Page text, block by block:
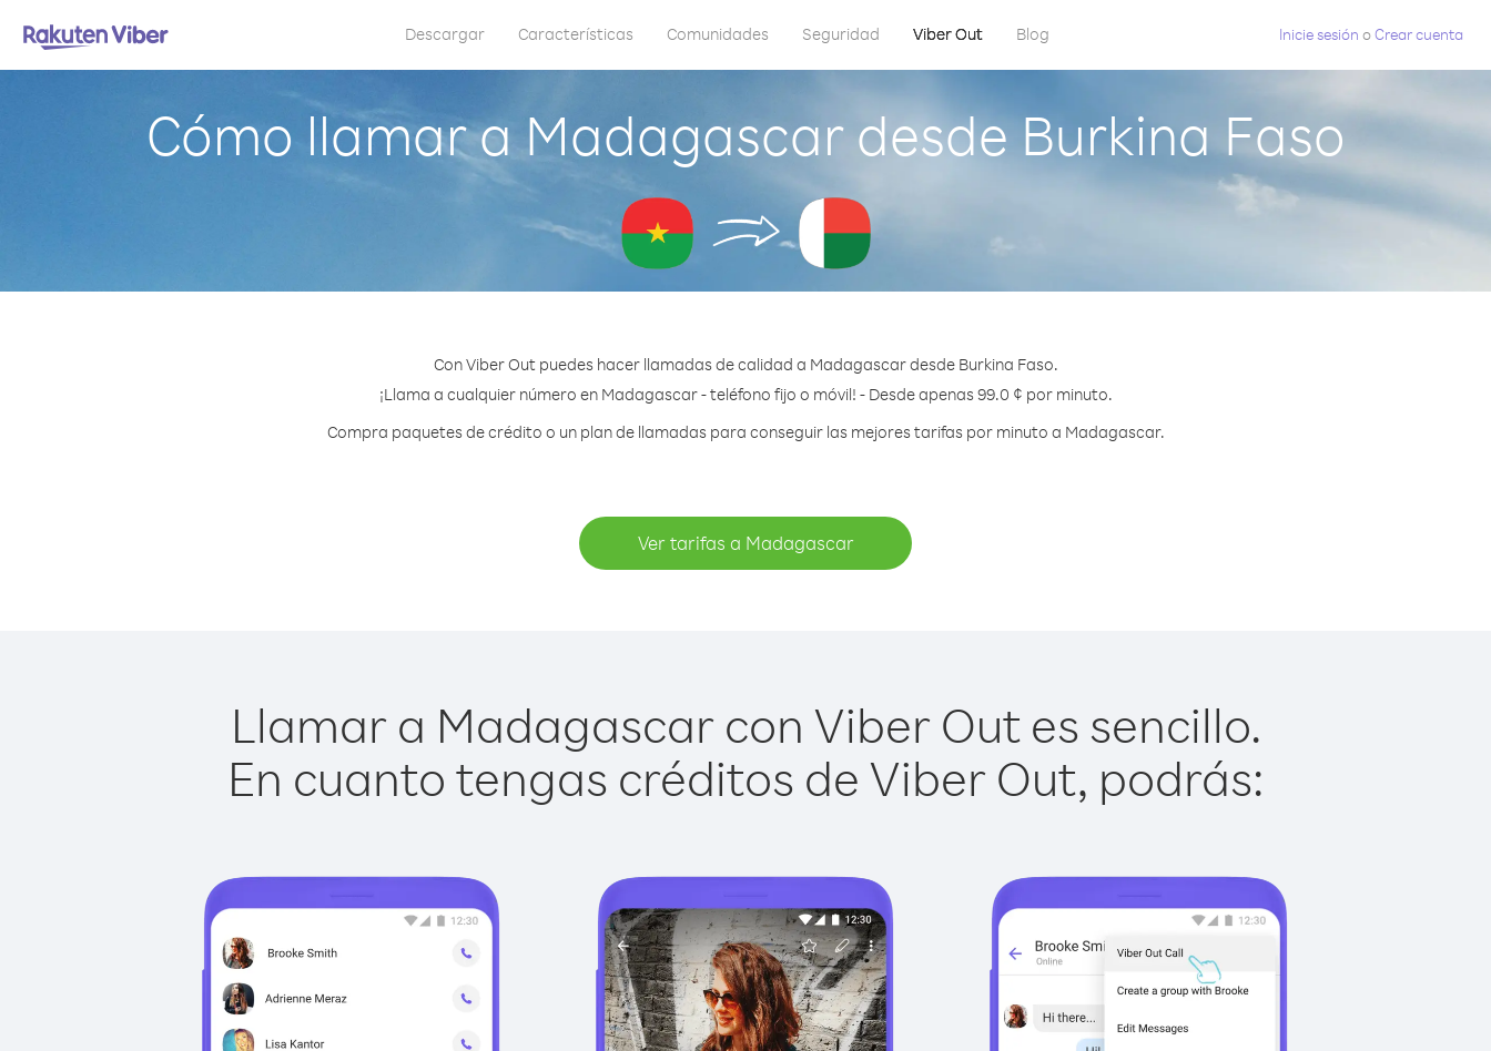
Descargar Características Comunidades Seguridad Viber Out Blog Inicie sesión oCrear cuenta
Cómo llamar a Madagascar desde Burkina Faso
Con Viber Out puedes hacer llamadas de calidad a Madagascar desde Burkina Faso.
¡Llama a cualquier número en Madagascar - teléfono fijo o móvil! - Desde apenas 99.0 ¢ por minuto.
Compra paquetes de crédito o un plan de llamadas para conseguir las mejores tarifas por minuto a Madagascar.
Ver tarifas a Madagascar
Llamar a Madagascar con Viber Out es sencillo.
En cuanto tengas créditos de Viber Out, podrás: